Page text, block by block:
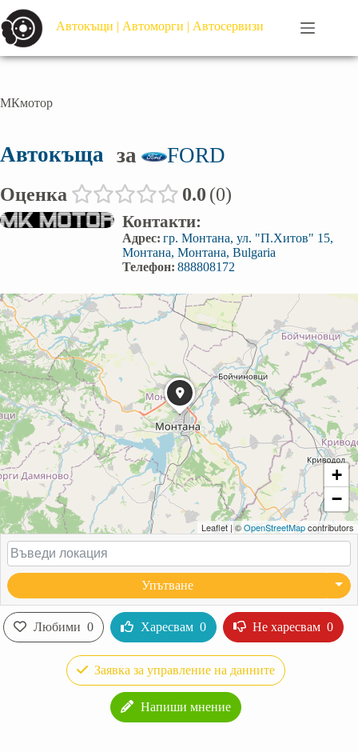
Автокъщи | Автоморги | Автосервизи
МКмотор
Автокъща за FORD
Оценка 0.0 0
Контакти:
Адрес: гр. Монтана, ул. "П.Хитов" 15,
Монтана, Монтана, Bulgaria
Телефон: 888808172
+
−
Leaflet | ©OpenStreetMapcontributors
Упътване
Любими 0 Харесвам 0 Не харесвам 0
Заявка за управление на данните
Напиши мнение